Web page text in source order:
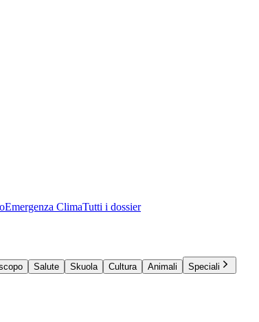
Emergenza ClimaTutti i dossier
Salute Skuola Cultura Animali
Speciali